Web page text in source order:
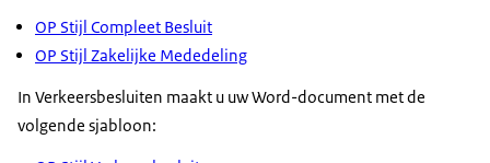
OP Stijl Compleet Besluit
OP Stijl Zakelijke Mededeling
In Verkeersbesluiten maakt u uw Word-document met de
volgende sjabloon: